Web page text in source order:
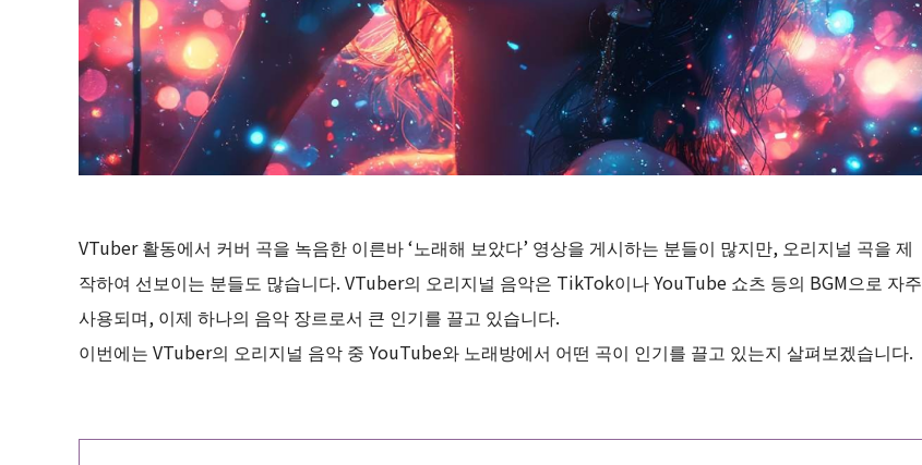
VTuber 활동에서 커버 곡을 녹음한 이른바 ‘노래해 보았다’ 영상을 게시하는 분들이 많지만, 오리지널 곡을 제
작하여 선보이는 분들도 많습니다. VTuber의 오리지널 음악은 TikTok이나 YouTube 쇼츠 등의 BGM으로 자주
사용되며, 이제 하나의 음악 장르로서 큰 인기를 끌고 있습니다.
이번에는 VTuber의 오리지널 음악 중 YouTube와 노래방에서 어떤 곡이 인기를 끌고 있는지 살펴보겠습니다.